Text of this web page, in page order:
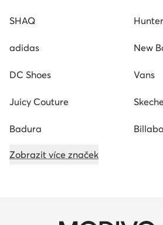
SHAQ Hunter
adidas New
DC Shoes Vans
Juicy Couture
Badura
Zobrazit více značek